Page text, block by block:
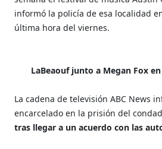
informó la policía de esa localidad
última hora del viernes.
LaBeaouf junto a Megan Fox
La cadena de televisión ABC News
encarcelado en la prisión del
tras llegar a un acuerdo con las